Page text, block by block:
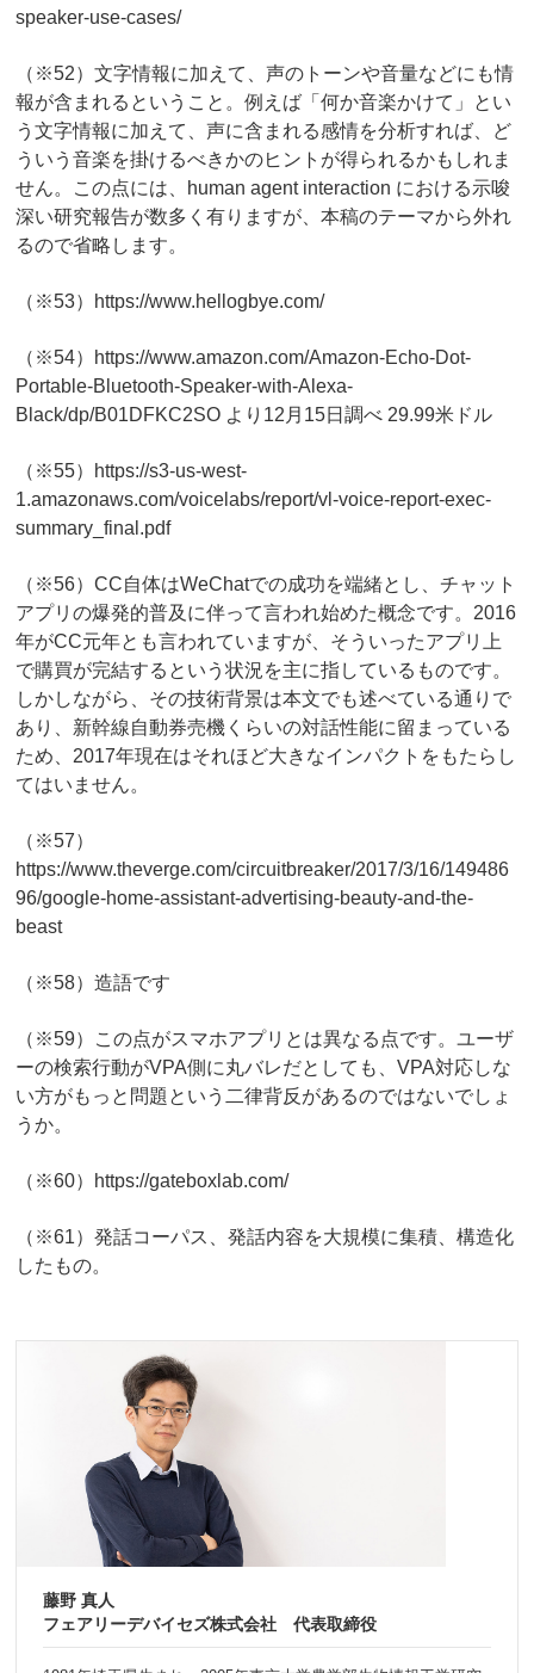
speaker-use-cases/
（※52）文字情報に加えて、声のトーンや音量などにも情
報が含まれるということ。例えば「何か音楽かけて」とい
う文字情報に加えて、声に含まれる感情を分析すれば、ど
ういう音楽を掛けるべきかのヒントが得られるかもしれま
せん。この点には、human agent interaction における示唆
深い研究報告が数多く有りますが、本稿のテーマから外れ
るので省略します。
（※53）https://www.hellogbye.com/
（※54）https://www.amazon.com/Amazon-Echo-Dot-
Portable-Bluetooth-Speaker-with-Alexa-
Black/dp/B01DFKC2SO より12月15日調べ 29.99米ドル
（※55）https://s3-us-west-
1.amazonaws.com/voicelabs/report/vl-voice-report-exec-
summary_final.pdf
（※56）CC自体はWeChatでの成功を端緒とし、チャット
アプリの爆発的普及に伴って言われ始めた概念です。2016
年がCC元年とも言われていますが、そういったアプリ上
で購買が完結するという状況を主に指しているものです。
しかしながら、その技術背景は本文でも述べている通りで
あり、新幹線自動券売機くらいの対話性能に留まっている
ため、2017年現在はそれほど大きなインパクトをもたらし
てはいません。
（※57）
https://www.theverge.com/circuitbreaker/2017/3/16/149486
96/google-home-assistant-advertising-beauty-and-the-
beast
（※58）造語です
（※59）この点がスマホアプリとは異なる点です。ユーザ
ーの検索行動がVPA側に丸バレだとしても、VPA対応しな
い方がもっと問題という二律背反があるのではないでしょ
うか。
（※60）https://gateboxlab.com/
（※61）発話コーパス、発話内容を大規模に集積、構造化
したもの。
藤野 真人
フェアリーデバイセズ株式会社 代表取締役